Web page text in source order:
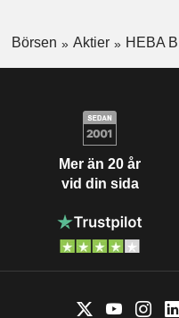
Börsen Aktier HEBA
Mer än 20 år
vid din sida